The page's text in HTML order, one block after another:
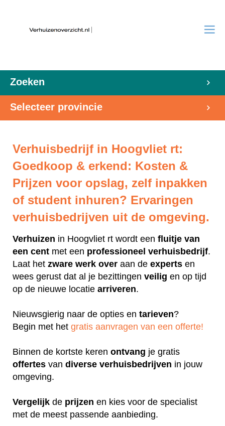
Zoeken
Selecteer provincie
Verhuisbedrijf in Hoogvliet rt:
Goedkoop & erkend: Kosten &
Prijzen voor opslag, zelf inpakken
of student inhuren? Ervaringen
verhuisbedrijven uit de omgeving.
Verhuizen in Hoogvliet rt wordt een fluitje van
een cent met een professioneel verhuisbedrijf.
Laat het zware werk over aan de experts en
wees gerust dat al je bezittingen veilig en op tijd
op de nieuwe locatie arriveren.
Nieuwsgierig naar de opties en tarieven?
Begin met het gratis aanvragen van een offerte!
Binnen de kortste keren ontvang je gratis
offertes van diverse verhuisbedrijven in jouw
omgeving.
Vergelijk de prijzen en kies voor de specialist
met de meest passende aanbieding.